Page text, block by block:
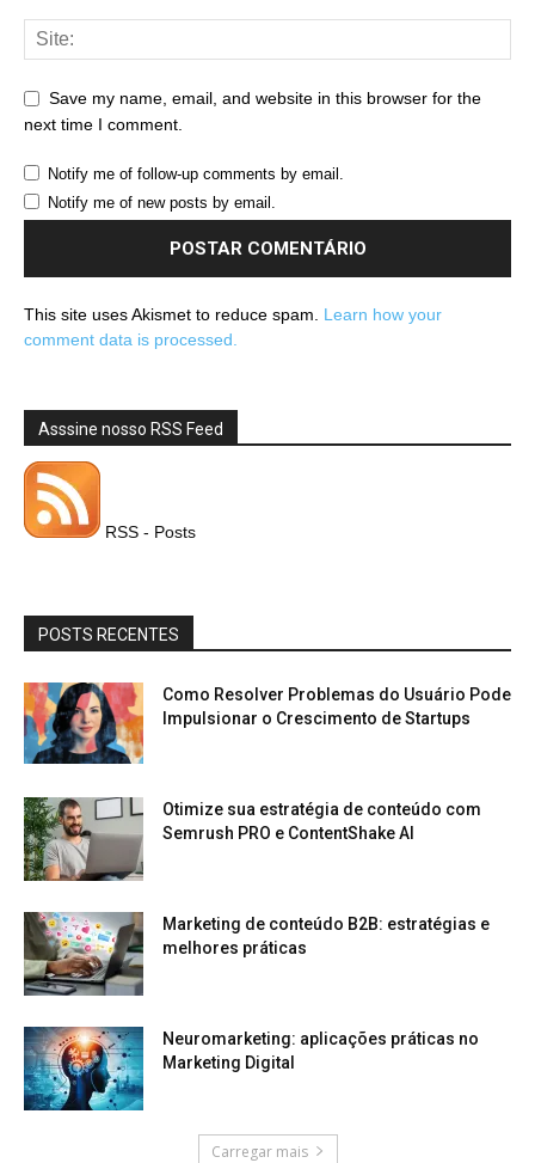
Save my name, email, and website in this browser for the
next time I comment.
Notify me of follow-up comments by email.
Notify me of new posts by email.
This site uses Akismet to reduce spam. Learn how your
comment data is processed.
Asssine nosso RSS Feed
RSS - Posts
POSTS RECENTES
Como Resolver Problemas do Usuário Pode
Impulsionar o Crescimento de Startups
Otimize sua estratégia de conteúdo com
Semrush PRO e ContentShake AI
Marketing de conteúdo B2B: estratégias e
melhores práticas
Neuromarketing: aplicações práticas no
Marketing Digital
Carregar mais